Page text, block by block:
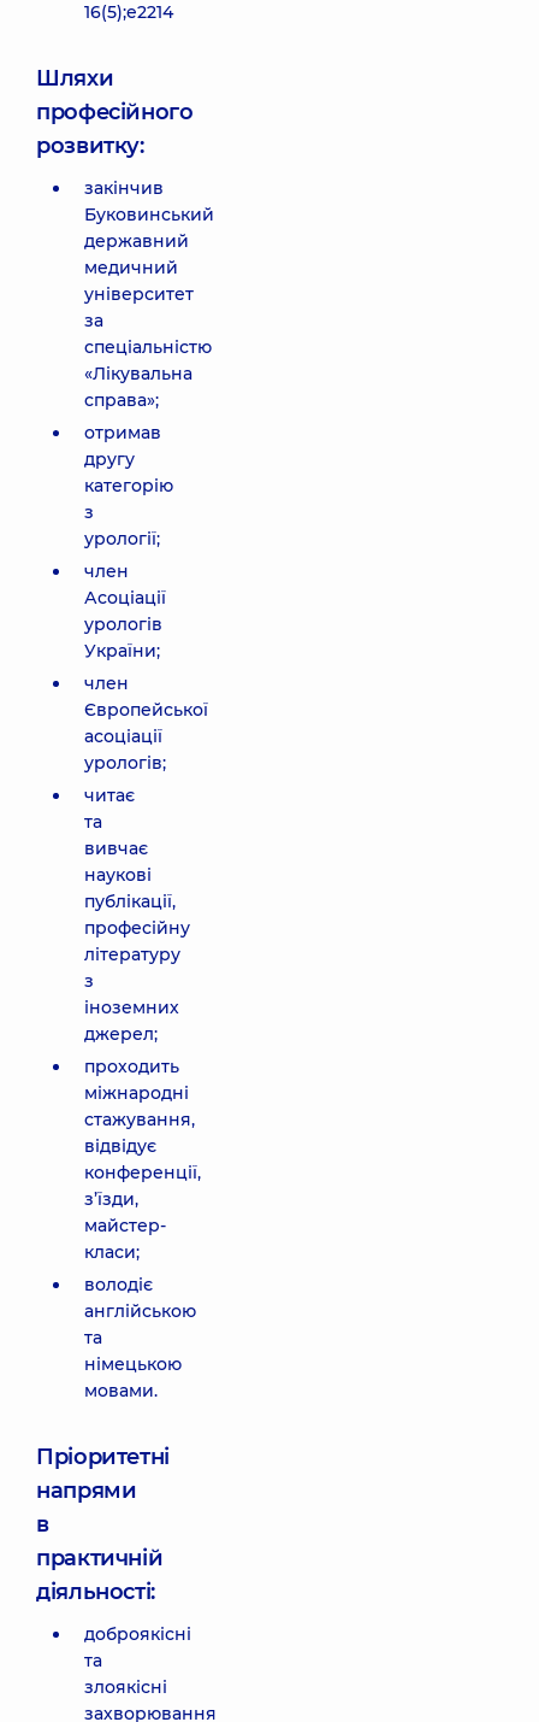
16(5);e2214
Шляхи
професійного
розвитку:
закінчив
Буковинський
державний
медичний
університет
за
спеціальністю
«Лікувальна
справа»;
отримав
другу
категорію
з
урології;
член
Асоціації
урологів
України;
член
Європейської
асоціації
урологів;
читає
та
вивчає
наукові
публікації,
професійну
літературу
з
іноземних
джерел;
проходить
міжнародні
стажування,
відвідує
конференції,
з’їзди,
майстер-
класи;
володіє
англійською
та
німецькою
мовами.
Пріоритетні
напрями
в
практичній
діяльності:
доброякісні
та
злоякісні
захворювання